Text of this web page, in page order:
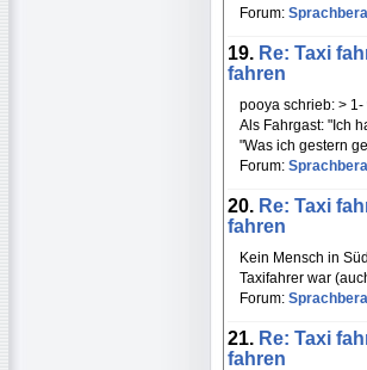
Forum:
19. Re: Taxi
fahren
pooya schrieb: >
Als Fahrgast: "Ich
"Was ich gestern
Forum:
20. Re: Taxi
fahren
Kein Mensch in
Taxifahrer war
Forum:
21. Re: Taxi
fahren